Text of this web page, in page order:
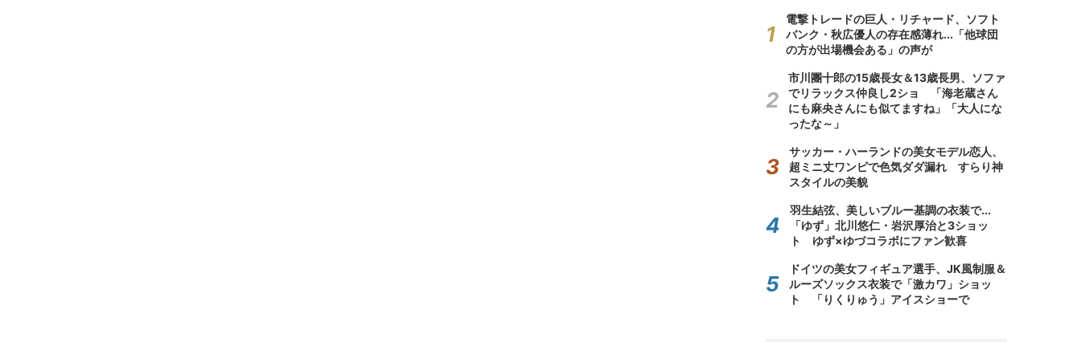
電撃トレードの巨人・リチャード、ソフト
バンク・秋広優人の存在感薄れ...「他球団
の方が出場機会ある」の声が
市川團十郎の15歳長女＆13歳長男、ソファ
でリラックス仲良し2ショ 「海老蔵さん
にも麻央さんにも似てますね」「大人にな
ったな～」
サッカー・ハーランドの美女モデル恋人、
超ミニ丈ワンピで色気ダダ漏れ すらり神
スタイルの美貌
羽生結弦、美しいブルー基調の衣装で...
「ゆず」北川悠仁・岩沢厚治と3ショッ
ト ゆず×ゆづコラボにファン歓喜
ドイツの美女フィギュア選手、JK風制服＆
ルーズソックス衣装で「激カワ」ショッ
ト 「りくりゅう」アイスショーで